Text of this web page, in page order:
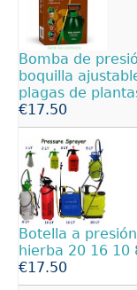
Bomba de
boquilla
plagas de
€17.50
Botella a presión
hierba 20 16 10
€17.50